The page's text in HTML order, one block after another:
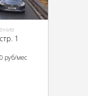
1
руб/мес